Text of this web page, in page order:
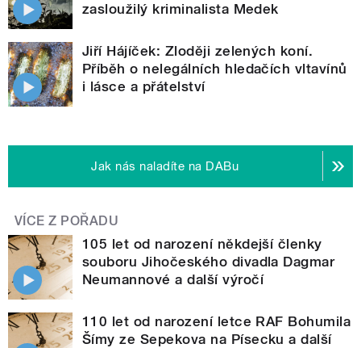
zasloužilý kriminalista Medek
Jiří Hájíček: Zloději zelených koní.
Příběh o nelegálních hledačích vltavínů
i lásce a přátelství
Jak nás naladíte na DABu
VÍCE Z POŘADU
105 let od narození někdejší členky
souboru Jihočeského divadla Dagmar
Neumannové a další výročí
110 let od narození letce RAF Bohumila
Šímy ze Sepekova na Písecku a další